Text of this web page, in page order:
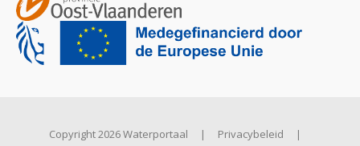
Copyright 2026 Waterportaal | Privacybeleid
|